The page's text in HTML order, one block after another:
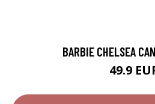
BARBIE CHELSEA
49.9